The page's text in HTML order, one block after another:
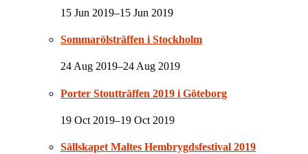
15 Jun 2019–15 Jun 2019
Sommarölsträffen i Stockholm
24 Aug 2019–24 Aug 2019
Porter Stoutträffen 2019 i Göteborg
19 Oct 2019–19 Oct 2019
Sällskapet Maltes Hembrygdsfestival 2019